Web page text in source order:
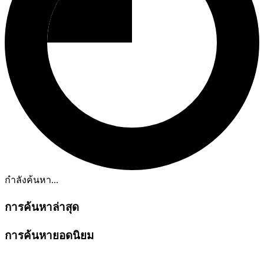
กำลังค้นหา...
การค้นหาล่าสุด
การค้นหายอดนิยม